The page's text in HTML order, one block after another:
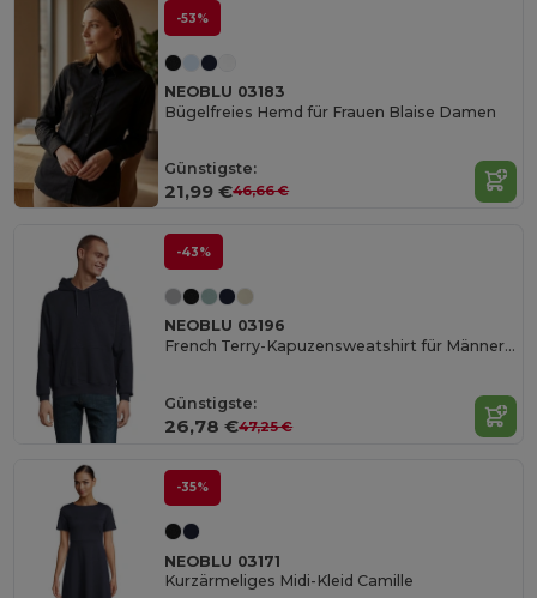
-53%
NEOBLU 03183
Bügelfreies Hemd für Frauen Blaise Damen
Günstigste:
21,99 €46,66 €
-43%
NEOBLU 03196
French Terry-Kapuzensweatshirt für Männer Nicholas Men
Günstigste:
26,78 €47,25 €
-35%
NEOBLU 03171
Kurzärmeliges Midi-Kleid Camille